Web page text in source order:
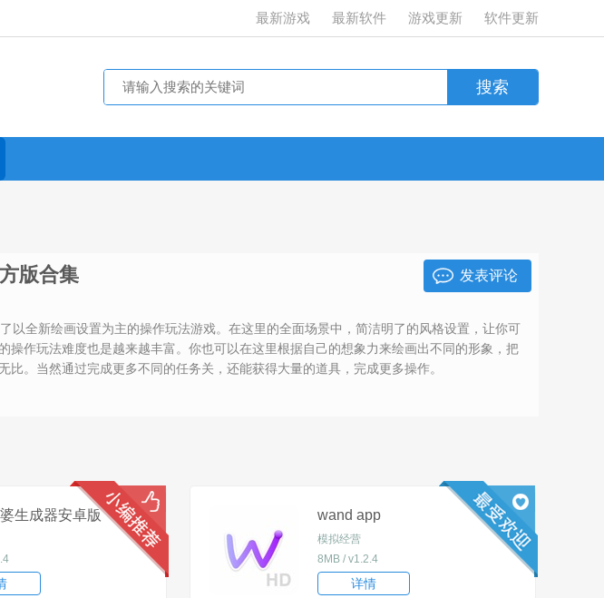
最新游戏 最新软件 游戏更新 软件更新
版合集 发表评论
以全新绘画设置为主的操作玩法游戏。在这里的全面场景中，简洁明了的风格设置，让你可
操作玩法难度也是越来越丰富。你也可以在这里根据自己的想象力来绘画出不同的形象，把
比。当然通过完成更多不同的任务关，还能获得大量的道具，完成更多操作。
生成器安卓版 wand app
模拟经营
8MB / v1.2.4
详情